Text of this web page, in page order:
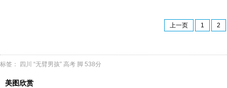
上一页 1 2
标签： 四川 “无臂男孩” 高考 脚 538分
美图欣赏